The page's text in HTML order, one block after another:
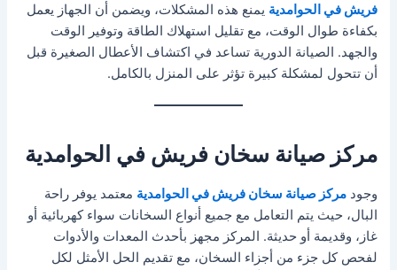
فريش في الحوامدية يمنع هذه المشكلات، ويضمن أن الجهاز يعمل
بكفاءة طوال الوقت، مع تقليل استهلاك الطاقة وتوفير الوقت
والجهد. الصيانة الدورية تساعد في اكتشاف الأعطال الصغيرة قبل
أن تتحول لمشكلة كبيرة تؤثر على المنزل بالكامل.
مركز صيانة سخان فريش في الحوامدية
وجودمركز صيانة سخان فريش في الحوامدية معتمد يوفر راحة
البال، حيث يتم التعامل مع جميع أنواع السخانات سواء كهربائية أو
غاز، وقديمة أو حديثة. المركز مجهز بأحدث المعدات والأدوات
لفحص كل جزء من أجزاء السخان، مع تقديم الحل الأمثل لكل